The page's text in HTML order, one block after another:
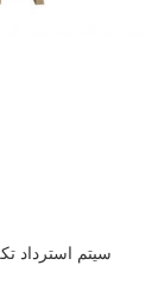
سيتم استرداد